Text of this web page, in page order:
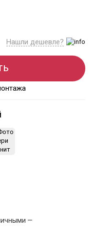
Нашли дешевле?
—